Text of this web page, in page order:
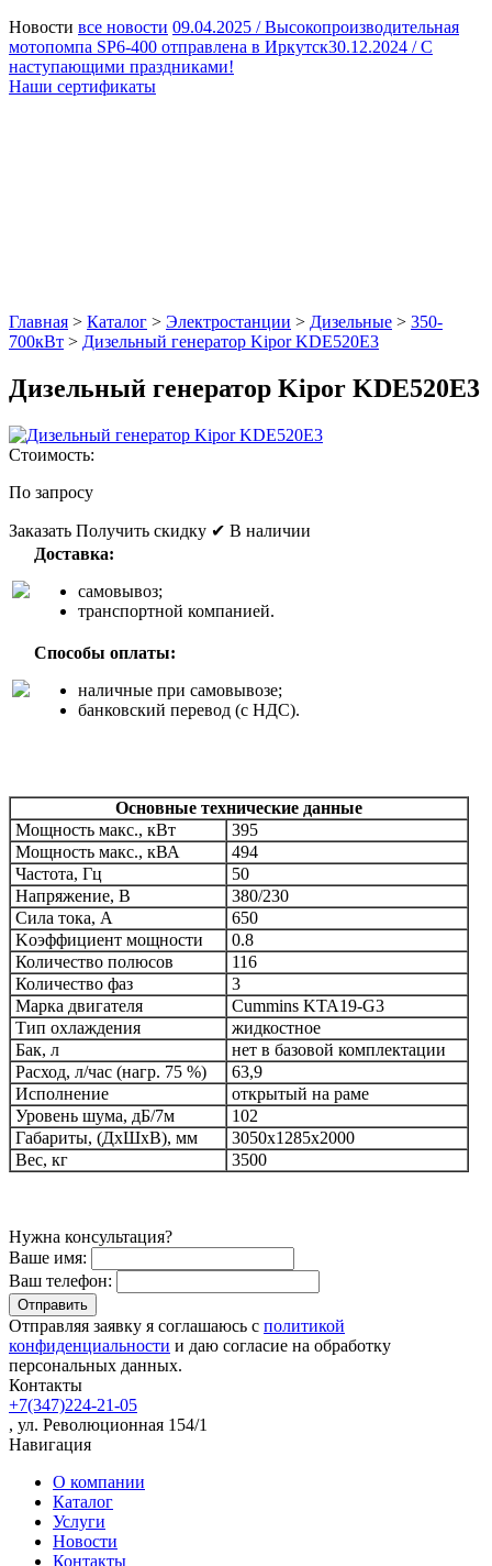
Новости все новости 09.04.2025 /Высокопроизводительная
мотопомпа SP6-400 отправлена в Иркутск30.12.2024 /С
наступающими праздниками!
Наши сертификаты
Главная > Каталог > Электростанции > Дизельные > 350-
700кВт > Дизельный генератор Kipor KDE520E3
Дизельный генератор Kipor KDE520E3
Стоимость:
По запросу
Заказать Получить скидку ✔ В наличии
Доставка:
самовывоз;
транспортной компанией.
Способы оплаты:
наличные при самовывозе;
банковский перевод (с НДС).
Основные технические данные
Мощность макс., кВт
395
Мощность макс., кВА
494
Частота, Гц
50
Напряжение, В
380/230
Сила тока, А
650
Kоэффициент мощности
0.8
Количество полюсов
116
Количество фаз
3
Марка двигателя
Cummins KTA19-G3
Тип охлаждения
жидкостное
Бак, л
нет в базовой комплектации
Расход, л/час (нагр. 75 %)
63,9
Исполнение
открытый на раме
Уровень шума, дБ/7м
102
Габариты, (ДхШхВ), мм
3050х1285х2000
Вес, кг
3500
Нужна консультация?
Ваше имя:
Ваш телефон:
Отправляя заявку я соглашаюсь с политикой
конфиденциальности и даю согласие на обработку
персональных данных.
Контакты
+7(347)224-21-05
, ул. Революционная 154/1
Навигация
О компании
Каталог
Услуги
Новости
Контакты